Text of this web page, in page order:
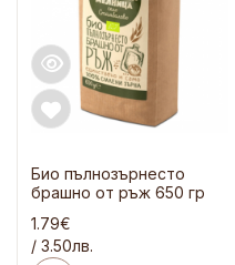
Био пълнозърнесто
брашно от ръж 650 гр
1.79€
/ 3.50лв.